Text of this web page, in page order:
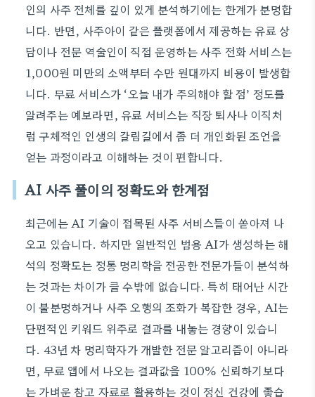
인의 사주 전체를 깊이 있게 분석하기에는 한계가 분명합
니다. 반면, 사주아이 같은 플랫폼에서 제공하는 유료 상
담이나 전문 역술인이 직접 운영하는 사주 전화 서비스는
1,000원 미만의 소액부터 수만 원대까지 비용이 발생합
니다. 무료 서비스가 ‘오늘 내가 주의해야 할 점’ 정도를
알려주는 예보라면, 유료 서비스는 직장 퇴사나 이직처
럼 구체적인 인생의 갈림길에서 좀 더 개인화된 조언을
얻는 과정이라고 이해하는 것이 편합니다.
AI 사주 풀이의 정확도와 한계점
최근에는 AI 기술이 접목된 사주 서비스들이 쏟아져 나
오고 있습니다. 하지만 일반적인 범용 AI가 생성하는 해
석의 정확도는 정통 명리학을 전공한 전문가들이 분석하
는 것과는 차이가 클 수밖에 없습니다. 특히 태어난 시간
이 불분명하거나 사주 오행의 조화가 복잡한 경우, AI는
단편적인 키워드 위주로 결과를 내놓는 경향이 있습니
다. 43년 차 명리학자가 개발한 전문 알고리즘이 아니라
면, 무료 앱에서 나오는 결과값을 100% 신뢰하기보다
는 가벼운 참고 자료로 활용하는 것이 정신 건강에 좋습